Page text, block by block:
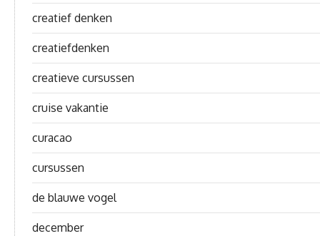
creatief denken
creatiefdenken
creatieve cursussen
cruise vakantie
curacao
cursussen
de blauwe vogel
december